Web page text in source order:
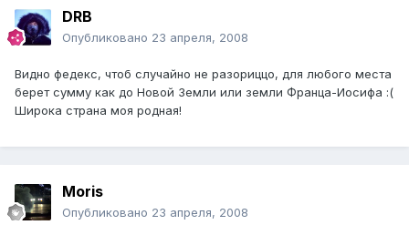
DRB
Опубликовано 23 апреля, 2008
Видно федекс, чтоб случайно не разориццо, для любого места
берет сумму как до Новой Земли или земли Франца-Иосифа :(
Широка страна моя родная!
Moris
Опубликовано 23 апреля, 2008